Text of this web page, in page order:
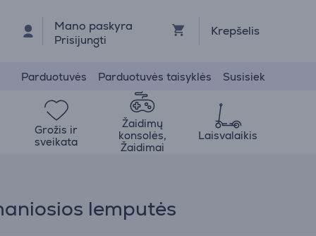
Mano paskyra
Prisijungti
Krepšelis
Parduotuvės Parduotuvės taisyklės Susisiek
Grožis ir
sveikata
Žaidimų
konsolės,
Žaidimai
Laisvalaikis
lemputės